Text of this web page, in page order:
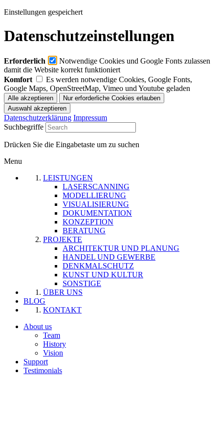
Einstellungen gespeichert
Datenschutzeinstellungen
Erforderlich
Notwendige Cookies und Google Fonts zulassen
damit die Website korrekt funktioniert
Komfort
Es werden notwendige Cookies, Google Fonts,
Google Maps, OpenStreetMap, Vimeo und Youtube geladen
Datenschutzerklärung Impressum
Suchbegriffe
Drücken Sie die Eingabetaste um zu suchen
Menu
LEISTUNGEN
LASERSCANNING
MODELLIERUNG
VISUALISIERUNG
DOKUMENTATION
KONZEPTION
BERATUNG
PROJEKTE
ARCHITEKTUR UND PLANUNG
HANDEL UND GEWERBE
DENKMALSCHUTZ
KUNST UND KULTUR
SONSTIGE
ÜBER UNS
BLOG
KONTAKT
About us
Team
History
Vision
Support
Testimonials